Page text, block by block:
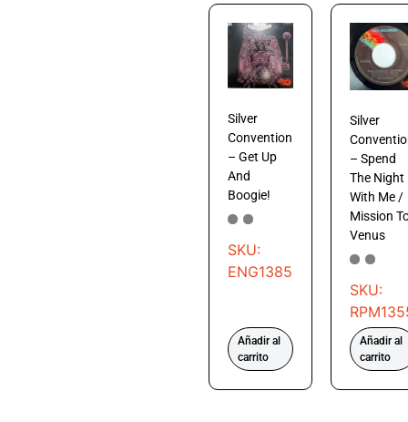
Silver
Convention
– Get Up
And
Boogie!
SKU:
ENG1385
Añadir al
carrito
Silver
– Spend
The Night
With Me /
Mission
Venus
SKU:
Añadir al
carrito